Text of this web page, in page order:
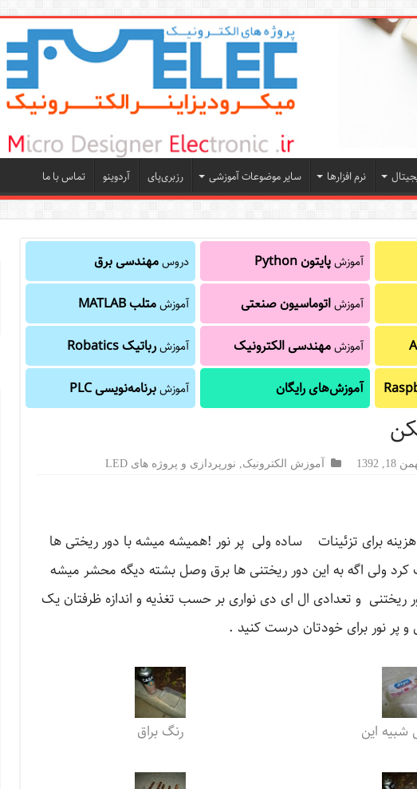
نرم افزارها سایر موضوعات آموزشی رزبری‌پای آردوینو تماس با ما
آموزشپایتون Python
آموزشاتوماسیون صنعتی
آموزشمهندسی الکترونیک
آموزش‌های رایگان
دروسمهندسی برق
آموزشمتلب MATLAB
آموزشرباتیک Robatics
آموزشبرنامه‌نویسی PLC
18, 1392 آموزش الکترونیک نورپردازی و پروژه های LED
برای تزئینات ساده ولی پر نور !همیشه میشه با دور ریختی ها
ولی اگه به این دور ریختنی ها برق وصل بشته دیگه محشر میشه
و تعدادی ال ای دی نواری بر حسب تغذیه و اندازه ظرفتان یک
و پر نور برای خودتان درست کنید .
شبیه این رنگ براق